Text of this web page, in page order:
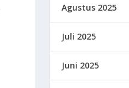
Agustus 2025
Juli 2025
Juni 2025